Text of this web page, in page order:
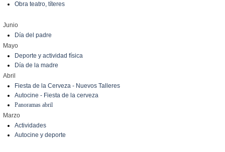
Obra teatro, títeres
Junio
Día del padre
Mayo
Deporte y actividad física
Día de la madre
Abril
Fiesta de la Cerveza - Nuevos Talleres
Autocine - Fiesta de la cerveza
Panoramas abril
Marzo
Actividades
Autocine y deporte